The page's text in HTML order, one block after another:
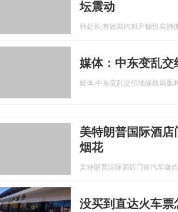
坛震动
韩处长,有效期内对尹锡悦实施
媒体：中东变乱
媒体,中东变乱交织地缘格局重
美特朗普国际酒
烟花
美特朗普国际酒店门前汽车爆
没买到直达火车